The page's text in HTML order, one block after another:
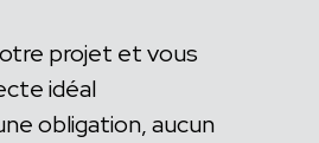
projet et vous
idéal
obligation, aucun